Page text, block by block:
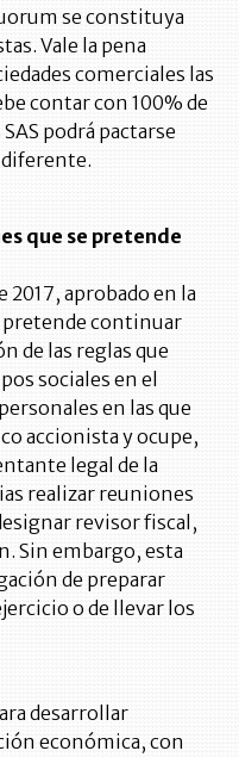
se constituya
Vale la pena
comerciales las
contar con 100% de
podrá pactarse
que se pretende
2017, aprobado en la
pretende continuar
de las reglas que
sociales en el
en las que
accionista y ocupe,
legal de la
realizar reuniones
revisor fiscal,
Sin embargo, esta
de preparar
o de llevar los
desarrollar
económica, con